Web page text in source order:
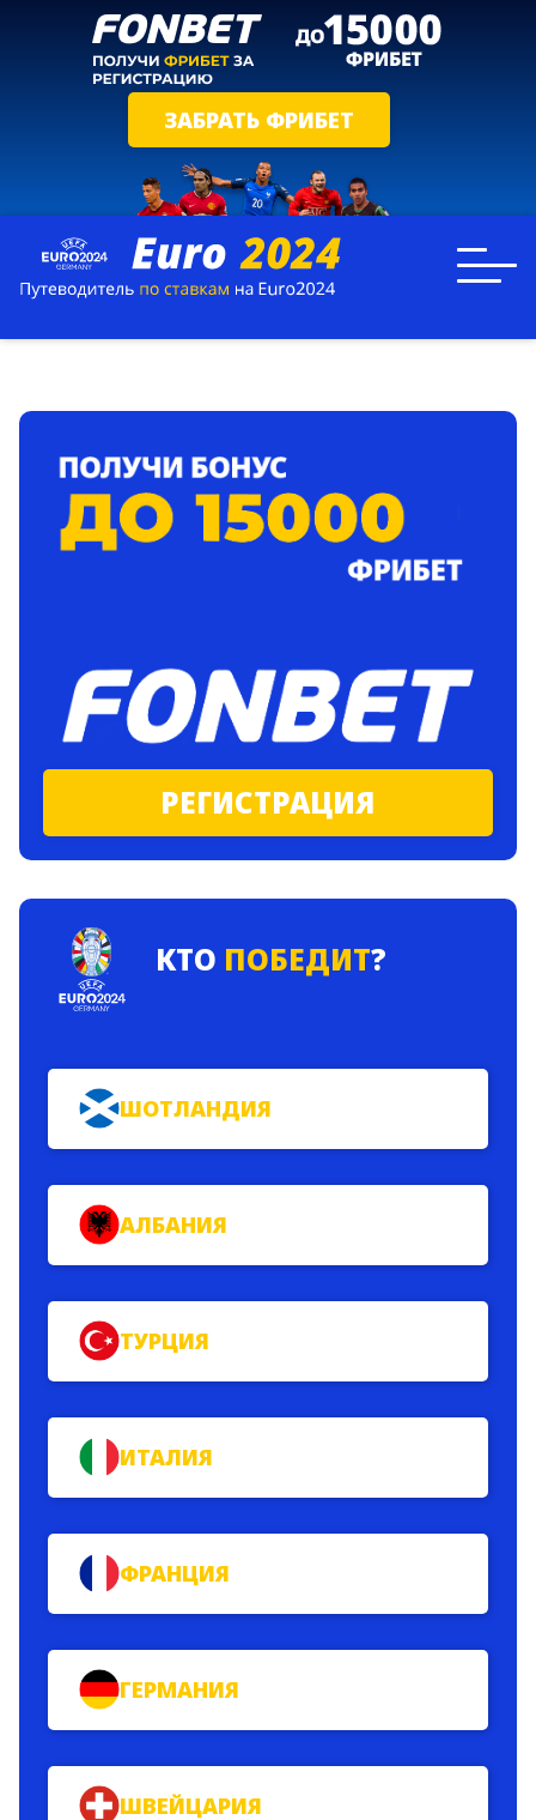
ЗАБРАТЬ ФРИБЕТ
РЕГИСТРАЦИЯ
КТО ПОБЕДИТ?
ШОТЛАНДИЯ
АЛБАНИЯ
ТУРЦИЯ
ИТАЛИЯ
ФРАНЦИЯ
ГЕРМАНИЯ
ШВЕЙЦАРИЯ